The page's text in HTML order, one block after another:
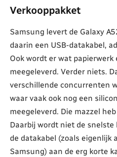
Verkooppakket
Samsung levert de Galaxy
daarin een USB-datakabel,
Ook wordt er wat papierwerk
meegeleverd. Verder niets.
verschillende concurrenten
waar vaak ook nog een
meegeleverd. Die mazzel
Daarbij wordt niet de snelste
de datakabel (zoals eigenlijk
Samsung) aan de erg korte